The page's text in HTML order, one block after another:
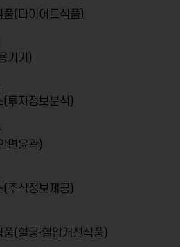
품(다이어트식품)
기기)
(투자정보분석)
면윤곽)
(주식정보제공)
(혈당·혈압개선식품)